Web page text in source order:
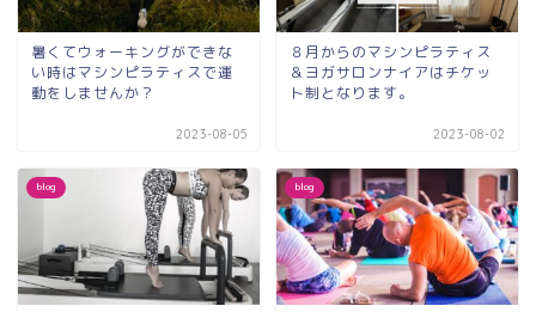
暑くてウォーキングができな
い時はマシンピラティスで運
動をしませんか？
2023-08-05
８月からのマシンピラティス
＆ヨガサロンナイアはチケッ
ト制となります。
2023-08-02
blog blog